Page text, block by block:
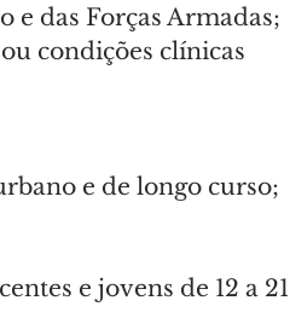
e das Forças Armadas;
condições clínicas
e de longo curso;
e jovens de 12 a 21